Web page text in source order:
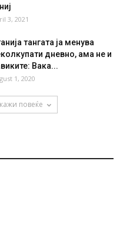
3, 2021
тангата ја менува
дневно, ама не и
Вака...
1, 2020
повеќе